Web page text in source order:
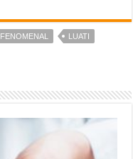
FENOMENAL
LUATI